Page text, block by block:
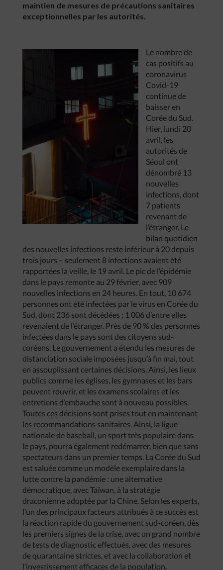
maintien de mesures de précautions sanitaires
exceptionnelles par les autorités.
Le nombre de
cas positifs au
coronavirus
Covid-19
continue de
baisser en
Corée du Sud.
Hier, lundi 20
avril, les
autorités de
Séoul ont
dénombré 13
nouvelles
infections, dont
7 patients
revenant de
l’étranger. Le
bilan quotidien
des nouvelles infections reste inférieur à 20 depuis
trois jours – seulement 8 infections avaient été
rapportées la veille, le 19 avril. Le pic de l’épidémie
dans le pays remonte au 29 février, avec 909
nouvelles infections en 24 heures. En tout, 10 674
personnes ont été infectées par le virus en Corée du
Sud, dont 236 sont décédées ; 1 006 d’entre elles
revenaient de l’étranger. Près de 90 % des personnes
infectées dans le pays sont des citoyens sud-
coréens. Le gouvernement a étendu les mesures de
distanciation sociale imposées jusqu’à fin mai, tout
en assouplissant certaines décisions. Ainsi, les lieux
publics comme les églises, les gymnases et les bars
peuvent rouvrir, et les examens scolaires et les
entretiens d’embauche sont à nouveau possibles.
Toutes ces décisions sont prises tout en maintenant
les recommandations sanitaires. Ainsi, la ligue
nationale de baseball, un sport très populaire dans
le pays, pourra également redémarrer, bien que sans
spectateurs dans un premier temps. La Corée du Sud
est saluée comme un modèle exemplaire dans la
lutte contre la pandémie : une alternative
démocratique, avec Taïwan, à la stratégie
draconienne adoptée par la Chine. Selon les experts,
l’un des principaux facteurs attribués à ce succès est
la réaction rapide du gouvernement sud-coréen, dès
les premiers signes de la crise, avec un grand nombre
de tests de diagnostic effectués, avec des mesures
de quarantaine strictes, et avec la collaboration et
l’investissement efficaces de la population.